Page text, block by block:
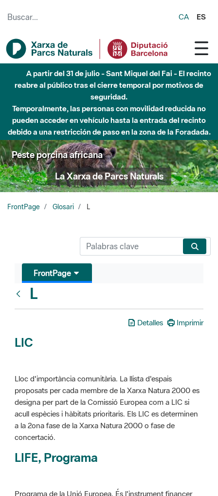
CA ES
A partir del 31 de julio - Sant Miquel del Fai - El recinto
reabre al público tras el cierre temporal por motivos de
seguridad.
Temporalmente, las personas con movilidad reducida no
pueden acceder en vehículo hasta la entrada del recinto
debido a una restricción de paso en la zona de la Foradada.
Peste porcina africana
La Xarxa de Parcs Naturals
FrontPage Glosari L
FrontPage
L
Detalles Imprimir
LIC
Lloc d'importància comunitària. La llista d'espais
proposats per cada membre de la Xarxa Natura 2000 es
designa per part de la Comissió Europea com a LIC si
acull espècies i hàbitats prioritaris. Els LIC es determinen
a la 2ona fase de la Xarxa Natura 2000 o fase de
concertació.
LIFE, Programa
Programa de la Unió Europea. És l'instrument financer